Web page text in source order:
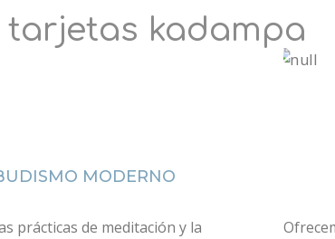
tarjetas kadampa
MODERNO
prácticas de meditación y la